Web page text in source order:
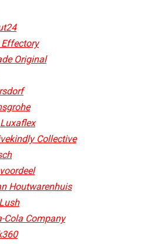
Effectory
Original
Collective​
Houtwarenhuis
Cola Company